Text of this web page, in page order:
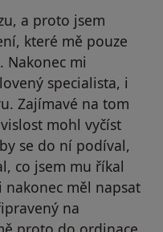
a proto jsem
které mě pouze
Nakonec mi
specialista, i
Zajímavé na tom
mohl vyčíst
se do ní podíval,
co jsem mu říkal
nakonec měl napsat
na